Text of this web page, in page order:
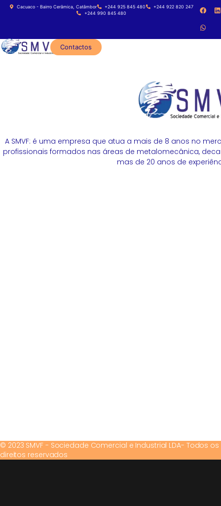
Cacuaco - Bairro Cerâmica, Catâmbor +244 925 845 480
+244 922 820 247
+244 990 845 480
Contactos
A SMVF: é uma empresa que atua a mais de 8 anos no
profissionais formados nas áreas de metalomecânica,
mas de 20 anos de
© 2023 SMVF - Sociedade Comercial e Industrial LDA- Todos os
direitos reservados